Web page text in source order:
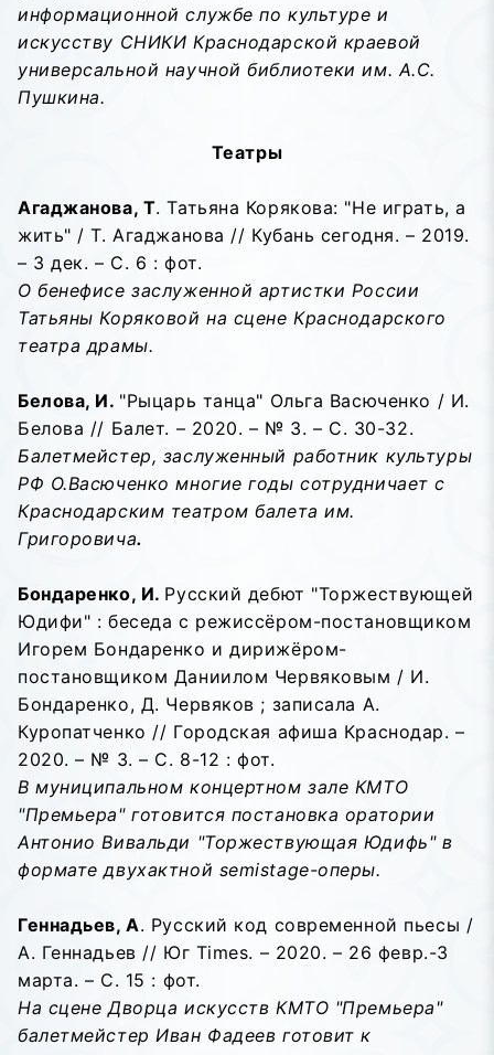
информационной службе по культуре и
искусству СНИКИ Краснодарской краевой
универсальной научной библиотеки им. А.С.
Пушкина.
Театры
Агаджанова, Т. Татьяна Корякова: "Не играть, а
жить" / Т. Агаджанова // Кубань сегодня. – 2019.
– 3 дек. – С. 6 : фот.
О бенефисе заслуженной артистки России
Татьяны Коряковой на сцене Краснодарского
театра драмы.
Белова, И. "Рыцарь танца" Ольга Васюченко / И.
Белова // Балет. – 2020. – № 3. – С. 30-32.
Балетмейстер, заслуженный работник культуры
РФ О.Васюченко многие годы сотрудничает с
Краснодарским театром балета им.
Григоровича.
Бондаренко, И. Русский дебют "Торжествующей
Юдифи" : беседа с режиссёром-постановщиком
Игорем Бондаренко и дирижёром-
постановщиком Даниилом Червяковым / И.
Бондаренко, Д. Червяков ; записала А.
Куропатченко // Городская афиша Краснодар. –
2020. – № 3. – С. 8-12 : фот.
В муниципальном концертном зале КМТО
"Премьера" готовится постановка оратории
Антонио Вивальди "Торжествующая Юдифь" в
формате двухактной semistage-оперы.
Геннадьев, А. Русский код современной пьесы /
А. Геннадьев // Юг Times. – 2020. – 26 февр.-3
марта. – С. 15 : фот.
На сцене Дворца искусств КМТО "Премьера"
балетмейстер Иван Фадеев готовит к